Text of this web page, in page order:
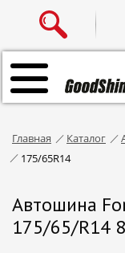
Главная Каталог
175/65R14
Автошина
175/65/R14